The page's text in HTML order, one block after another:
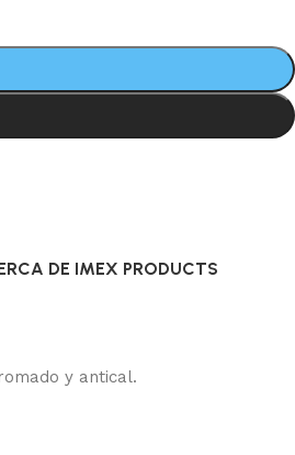
DE IMEX PRODUCTS
y antical.